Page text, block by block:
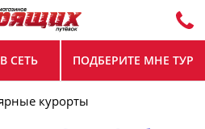
СЕТЬ ПОДБЕРИТЕ МНЕ ТУР
курорты